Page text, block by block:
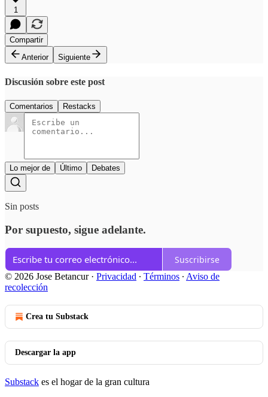
1
Compartir
Anterior
Siguiente
Discusión sobre este post
Comentarios Restacks
Lo mejor de Último Debates
Sin posts
Por supuesto, sigue adelante.
Suscribirse
© 2026 Jose Betancur· Privacidad ∙ Términos ∙ Aviso de
recolección
Crea tu Substack
Descargar la app
Substack es el hogar de la gran cultura